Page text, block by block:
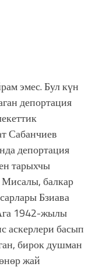
эмес. Бул күн
депортация
Сабанчиев
депортация
тарыхчы
Мисалы, балкар
Бзиава
1942-жылы
аскерлери басып
бирок душман
жай